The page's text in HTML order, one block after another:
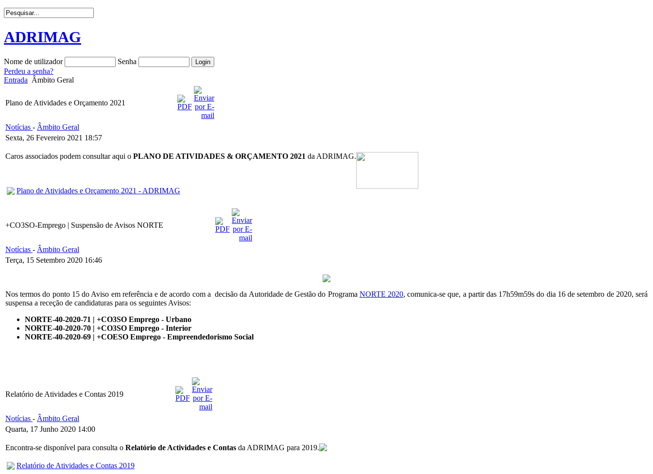
ADRIMAG
Nome de utilizador
Senha
Perdeu a senha?
Entrada Âmbito Geral
Plano de Atividades e Orçamento 2021
Notícias - Âmbito Geral
Sexta, 26 Fevereiro 2021 18:57
Caros associados podem consultar aqui o PLANO DE ATIVIDADES & ORÇAMENTO 2021 da ADRIMAG.
Plano de Atividades e Orçamento 2021 - ADRIMAG
+CO3SO-Emprego | Suspensão de Avisos NORTE
Notícias - Âmbito Geral
Terça, 15 Setembro 2020 16:46
Nos termos do ponto 15 do Aviso em referência e de acordo com a decisão da Autoridade de Gestão do Programa NORTE 2020, comunica-se que, a partir das 17h59m59s do dia 16 de setembro de 2020, será
suspensa a receção de candidaturas para os seguintes Avisos:
NORTE-40-2020-71 | +CO3SO Emprego - Urbano
NORTE-40-2020-70 | +CO3SO Emprego - Interior
NORTE-40-2020-69 | +COESO Emprego - Empreendedorismo Social
Relatório de Atividades e Contas 2019
Notícias - Âmbito Geral
Quarta, 17 Junho 2020 14:00
Encontra-se disponível para consulta o Relatório de Actividades e Contas da ADRIMAG para 2019.
Relatório de Atividades e Contas 2019